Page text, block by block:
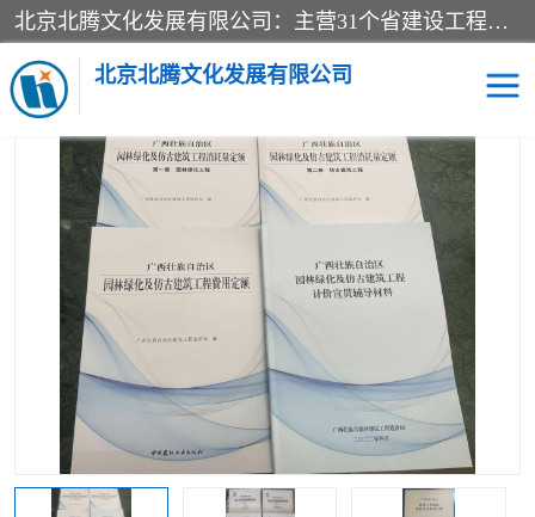
北京北腾文化发展有限公司：主营31个省建设工程预算书,工程预算软件,工程计价依据,工程造价定额,工程量清单计价定额,建设工程量消耗量定额,各行业工程预算定额,铁路定额,电力定额,矿山定额,*,黄金定额,钢铁企业检修定额,中石化安装检修定额,煤矿图书,医院书籍等.诚信的经营，在发展的同时公司不忘不断总结不断优化为客户的服务，和一如既往的热情赢得了新老客户的极高评价及青睐。
北京北腾文化发展有限公司
当前位置：首页>供应商机>广西建筑安装工程预算定额> 2022版
广西壮族自治区市政工程消耗量及费用定额全20册
医院图书 预算定额
电力图书 煤矿图书
标准图书 铁路建设工程预算定额
电力行业工程预算定额 石油化工安装预算定额
新石油化工检修定额 石油化工概算定额数据
石油建设安装工程预算定 长输管道工程检修维修预